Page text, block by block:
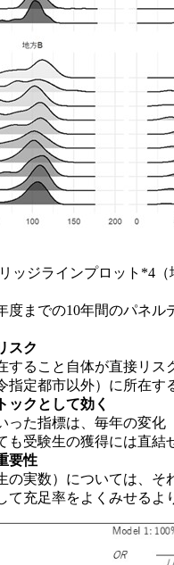
ッジラインプロット*4（
度までの10年間のパネ
スク
ること自体が直接リス
指定都市以外）に所在す
クとして効く
た指標は、毎年の変化
も受験生の獲得には直結
要性
実数）については、そ
て充足率をよくみせるよ